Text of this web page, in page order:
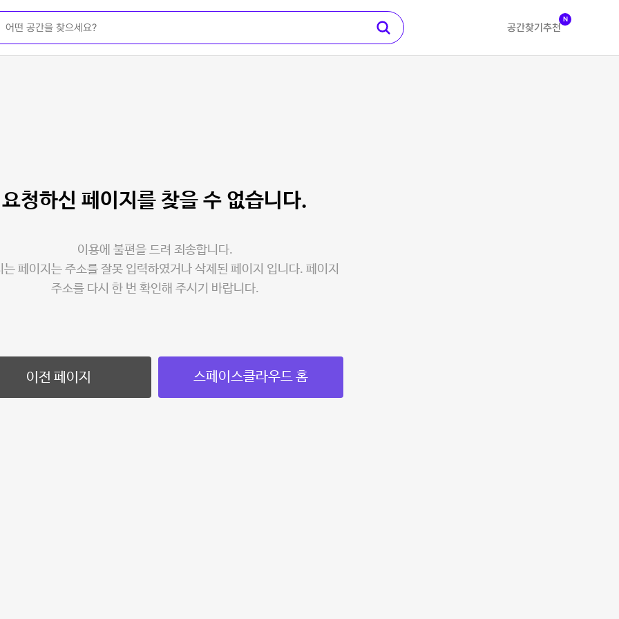
공간찾기 추천
N
요청하신 페이지를 찾을 수 없습니다.
이용에 불편을 드려 죄송합니다.
는 페이지는 주소를 잘못 입력하였거나 삭제된 페이지 입니다. 페이지
주소를 다시 한 번 확인해 주시기 바랍니다.
이전 페이지 스페이스클라우드 홈